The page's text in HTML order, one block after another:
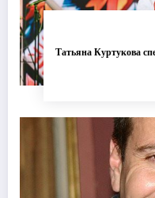
Татьяна Куртукова